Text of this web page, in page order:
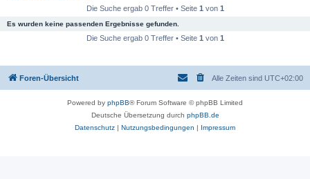
Die Suche ergab 0 Treffer • Seite 1 von 1
Es wurden keine passenden Ergebnisse gefunden.
Die Suche ergab 0 Treffer • Seite 1 von 1
Foren-Übersicht Alle Zeiten sind UTC+02:00
Powered by phpBB® Forum Software © phpBB Limited
Deutsche Übersetzung durch phpBB.de
Datenschutz | Nutzungsbedingungen | Impressum